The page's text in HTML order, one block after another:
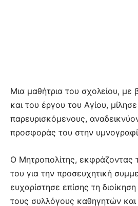
Μια μαθήτρια του σχολείου, με
και του έργου του Αγίου,
παρευρισκόμενους,
προσφοράς του στην
Ο Μητροπολίτης, εκφράζοντας
του για την προσευχητική
ευχαρίστησε επίσης τη
τους συλλόγους καθηγητών